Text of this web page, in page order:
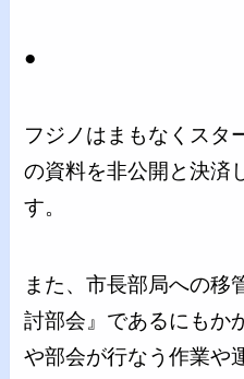
●
フジノはまもなくスタ
の資料を非公開と決済
す。
また、市長部局への移
討部会』であるにもか
や部会が行なう作業や